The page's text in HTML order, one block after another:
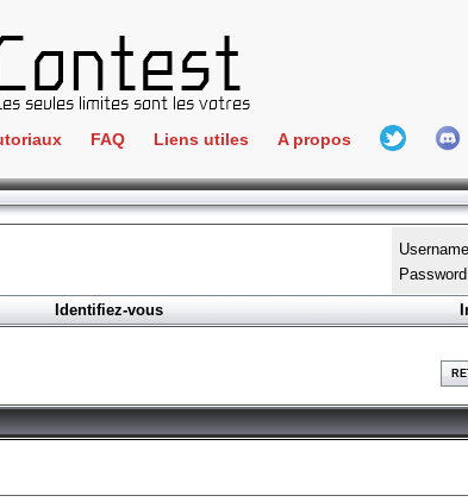
FAQ Liens utiles
IRC
Newbie Connect
Partenaires
Goodies
L'incubateur
A propos
L'équipe
Hall Of Fame
Identifiez-vous